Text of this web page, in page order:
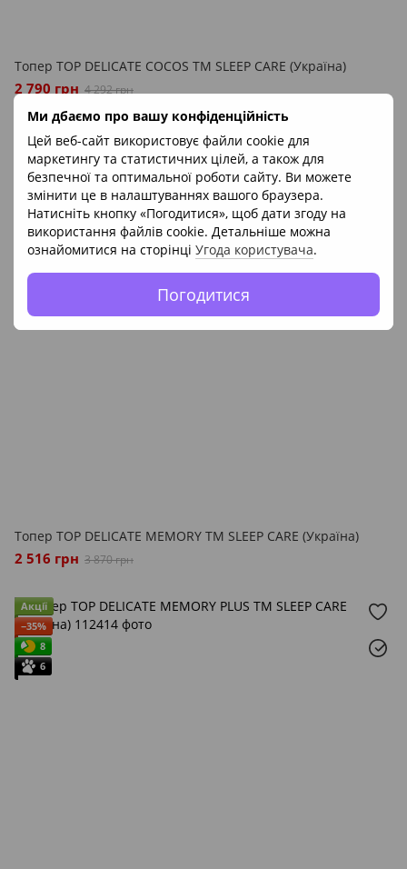
Ми дбаємо про вашу конфіденційність
Цей веб-сайт використовує файли cookie для
маркетингу та статистичних цілей, а також для
безпечної та оптимальної роботи сайту. Ви можете
змінити це в налаштуваннях вашого браузера.
Натисніть кнопку «Погодитися», щоб дати згоду на
використання файлів cookie. Детальніше можна
ознайомитися на сторінці Угода користувача.
Погодитися
Топер TOP DELICATE COCOS ТМ SLEEP CARE (Україна)
2 790 грн 4 292 грн
Акції
−35%
8
6
Топер TOP DELICATE MEMORY ТМ SLEEP CARE (Україна)
2 516 грн 3 870 грн
Акції
−35%
8
6